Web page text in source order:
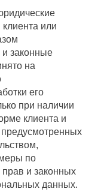
или
законные
на
его
при наличии
клиента и
предусмотренных
по
и законных
данных.